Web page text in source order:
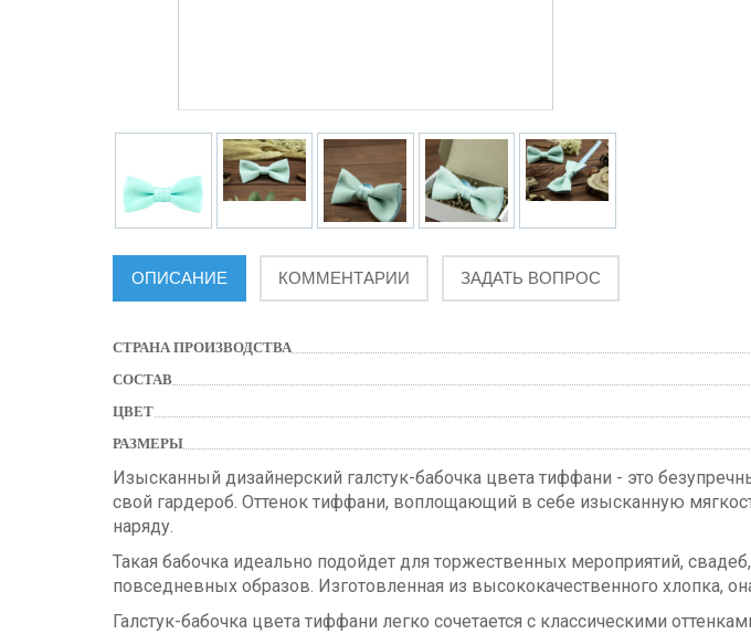
ОПИСАНИЕ КОММЕНТАРИИ ЗАДАТЬ ВОПРОС
СТРАНА ПРОИЗВОДСТВА
СОСТАВ
ЦВЕТ
РАЗМЕРЫ
Изысканный дизайнерский галстук-бабочка цвета тиффани - это
свой гардероб. Оттенок тиффани, воплощающий в себе изысканную
наряду.
Такая бабочка идеально подойдет для торжественных мероприятий,
повседневных образов. Изготовленная из высококачественного хлопка,
Галстук-бабочка цвета тиффани легко сочетается с классическими